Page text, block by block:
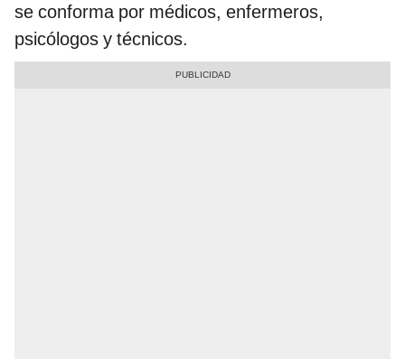
se conforma por médicos, enfermeros,
psicólogos y técnicos.